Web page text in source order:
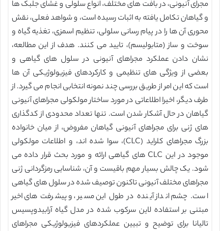
مجرای آنیونی، در بافت های مختلف، انواع سلولی و غشای جلبک ها
و گیاهان تکامل یافته به اثبات رسیده است، و شواهد فعلی، نقش
محوری آن ها را در پیام رسانی سلولی، تنظیم اسمزی، تغذیه گیاه و
سوخت و ساز (متابولیسم)، تایید می کنند. هدف از این مطالعه،
نشان دادن عملکرد مجراهای آنیونی در سلول های گیاهی و
بعضی از ویژگی های تنظیمی و کارکردهای فیزیولوژیکی آن ها
است که این امر از طریق بررسی چند نمونه انتخابی انجام می گیرد. از
طرف دیگر، اخیرا اطلاعاتی در مورد ساختار مولکولی مجراهای آنیونی
گیاهان در حال آشکار شدن است. تنها تعداد محدودی از کدگذاری
های ژنی برای مجراهای آنیونی گیاهان مفروض، از میان خانواده
بزرگ مجراهای کلراید (CLC)، سوا شده اند، و اطلاعات مولکولی
موجود در این CLC های گیاهی ارائه و مورد بحث قرار داده می
شود. یک چالش بسیار مهم باقیست و آن، شناسایی رمزگردانی ژنی
مجراهای مختلف آنیونی تاکنون توصیف شده در سلول های گیاهی
است. چشم انداز آینده در طول این مسیر، و پیشرفت های اخیر
مبتنی بر استفاده لاین سرکوب شده در مدل گیاه آرابیدوپسیس
تالیانا برای توضیح و تبیین عملکردهای فیزیولوژیکی مجراهای